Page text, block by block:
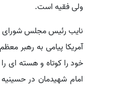
ولی فقیه است.
آمریکا پیامی به رهبر
خود را کوتاه و هسته ای
امام شهیدمان در